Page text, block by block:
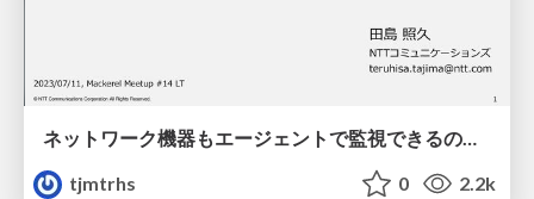
ネットワーク機器もエージェントで監視できるのかやってみた mackerel meetup 14 LT
tjmtrhs
0 2.2k